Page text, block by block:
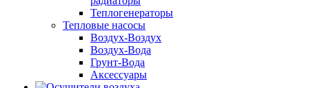
Теплогенераторы
Тепловые насосы
Воздух-Воздух
Воздух-Вода
Грунт-Вода
Аксессуары